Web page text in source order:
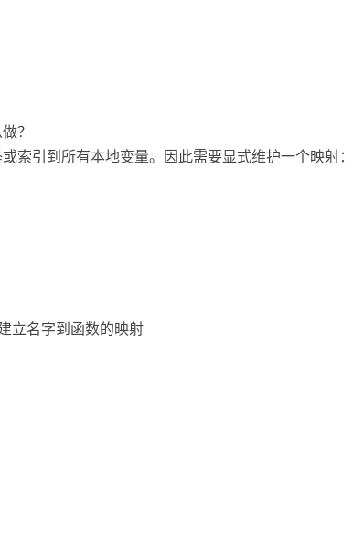
？
索引到所有本地变量。因此需要显式维护一个映射：
名字到函数的映射